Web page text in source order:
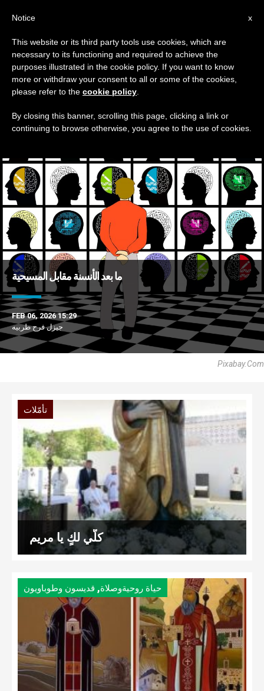
TAG
Posts Tagged ‘عالم’
DERNIÈRES NOUVELLES
ما بعد الأنسنة مقابل المسيحية
FEB 06, 2026 15:29
جيزل فرح طربيه
Pixabay.com
تأمّلات
كلّي لكٍ يا مريم
حياة روحيةوصلاة, قديسون وطوباويون
x
Notice
This website or its third party tools use cookies, which are
necessary to its functioning and required to achieve the
purposes illustrated in the cookie policy. If you want to know
more or withdraw your consent to all or some of the cookies,
please refer to the cookie policy
By closing this banner, scrolling this page, clicking a link or
continuing to browse otherwise, you agree to the use of cookies.